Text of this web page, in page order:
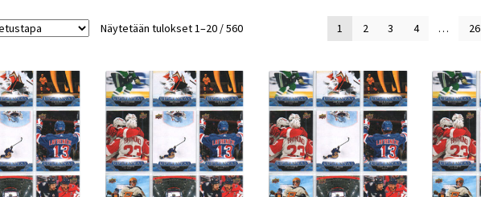
Näytetään tulokset 1–20 / 560 1 2 3 4 … 26